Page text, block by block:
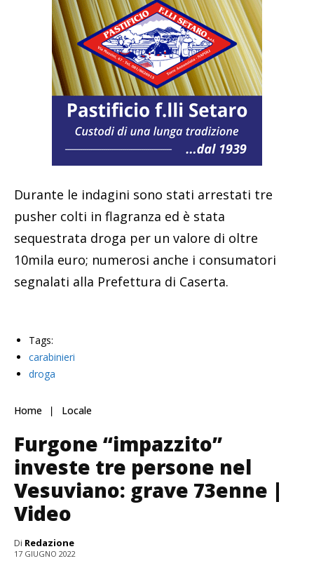
Durante le indagini sono stati arrestati tre
pusher colti in flagranza ed è stata
sequestrata droga per un valore di oltre
10mila euro; numerosi anche i consumatori
segnalati alla Prefettura di Caserta.
Tags:
carabinieri
droga
Home Locale
Furgone “impazzito”
investe tre persone nel
Vesuviano: grave 73enne |
Video
Di Redazione
17 GIUGNO 2022